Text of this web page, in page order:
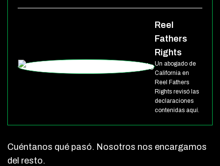
Reel
Fathers
Rights
Un abogado de
California en
Reel Fathers
Rights revisó las
declaraciones
contenidas aquí.
Cuéntanos qué pasó. Nosotros nos encargamos
del resto.